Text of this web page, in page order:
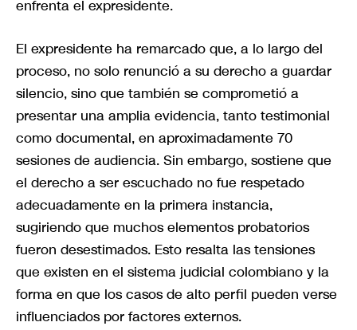
enfrenta el expresidente.
El expresidente ha remarcado que, a lo largo del
proceso, no solo renunció a su derecho a guardar
silencio, sino que también se comprometió a
presentar una amplia evidencia, tanto testimonial
como documental, en aproximadamente 70
sesiones de audiencia. Sin embargo, sostiene que
el derecho a ser escuchado no fue respetado
adecuadamente en la primera instancia,
sugiriendo que muchos elementos probatorios
fueron desestimados. Esto resalta las tensiones
que existen en el sistema judicial colombiano y la
forma en que los casos de alto perfil pueden verse
influenciados por factores externos.